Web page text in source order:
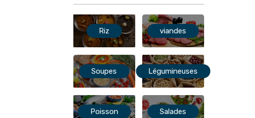
Riz viandes
Soupes Légumineuses
Poisson Salades